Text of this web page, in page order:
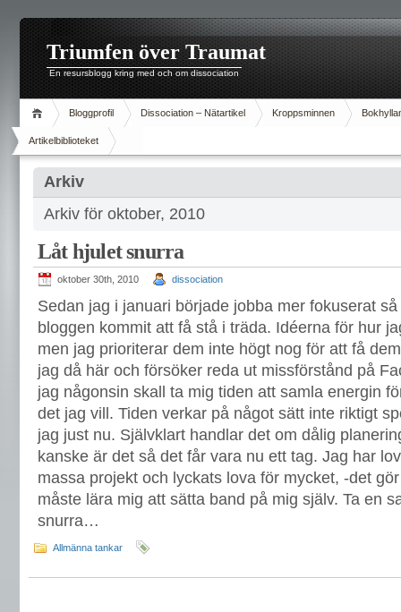
Triumfen över Traumat
En resursblogg kring med och om dissociation
Bloggprofil Dissociation – Nätartikel Kroppsminnen
Artikelbiblioteket
Arkiv
Arkiv för oktober, 2010
Låt hjulet snurra
oktober 30th, 2010 dissociation
Sedan jag i januari började jobba mer fokuserat
bloggen kommit att få stå i träda. Idéerna för hur
men jag prioriterar dem inte högt nog för att få
jag då här och försöker reda ut missförstånd på
jag någonsin skall ta mig tiden att samla energin
det jag vill. Tiden verkar på något sätt inte riktigt
jag just nu. Självklart handlar det om dålig
kanske är det så det får vara nu ett tag. Jag har
massa projekt och lyckats lova för mycket, -det
måste lära mig att sätta band på mig själv. Ta en
snurra…
Allmänna tankar